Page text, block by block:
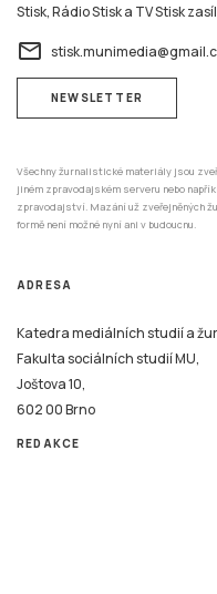
Stisk, Rádio Stisk a TV Stisk
email
NEWSLETTER
Všechny žurnalistické materiály jsou
jiném zpravodajském serveru nebo
zpravodajství. Mazání už zveřejněných
formě není možné nyní ani v budoucnu.
ADRESA
Katedra mediálních studií a
Fakulta sociálních studií MU,
Joštova 10,
602 00 Brno
REDAKCE